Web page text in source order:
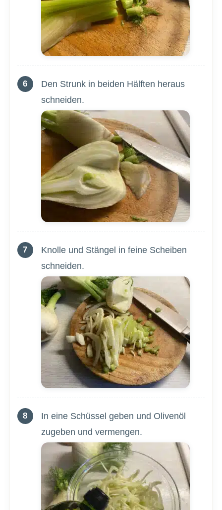
Den Strunk in beiden Hälften heraus
schneiden.
Knolle und Stängel in feine Scheiben
schneiden.
In eine Schüssel geben und Olivenöl
zugeben und vermengen.